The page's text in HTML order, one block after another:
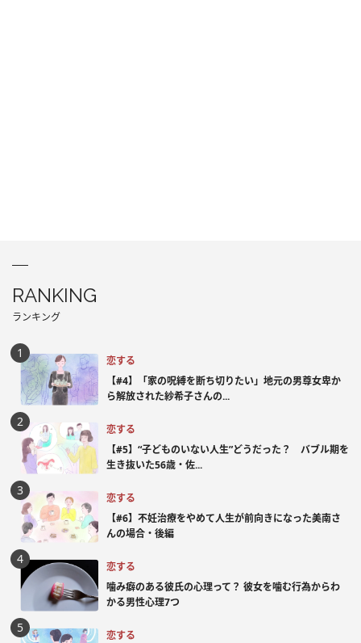
RANKING
ランキング
恋する
【#4】「家の呪縛を断ち切りたい」地元の男尊女卑か
ら解放された紗希子さんの...
恋する
【#5】“子どものいない人生”どうだった？ バブル期を
生き抜いた56歳・佐...
恋する
【#6】不妊治療をやめて人生が前向きになった美南さ
んの場合・後編
恋する
噛み癖のある彼氏の心理って？ 彼女を噛む行為からわ
かる男性心理7つ
恋する